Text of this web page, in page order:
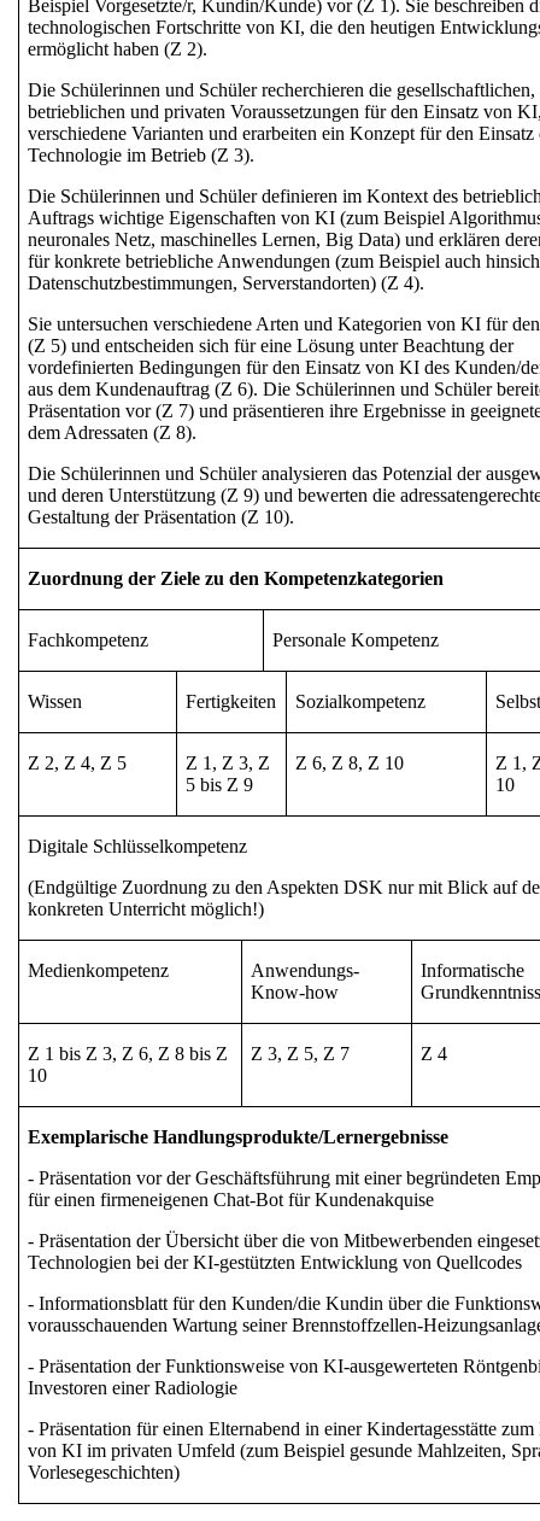
Beispiel Vorgesetzte/r, Kundin/Kunde) vor (Z 1). Sie beschreiben
technologischen Fortschritte von KI, die den heutigen
ermöglicht haben (Z 2).
Die Schülerinnen und Schüler recherchieren die gesellschaftlichen,
betrieblichen und privaten Voraussetzungen für denEinsatz von KI
verschiedene Varianten und erarbeiten ein Konzept für den Einsatz
Technologie im Betrieb (Z 3).
Die Schülerinnen und Schüler definieren im Kontext des
Auftrags wichtigeEigenschaften von KI (zum Beispiel
neuronales Netz, maschinelles Lernen, Big Data) und erklären
für konkretebetriebliche Anwendungen (zum Beispiel auch
Datenschutzbestimmungen, Serverstandorten)(Z 4).
Sie untersuchen verschiedene Arten und Kategorien von KI für
(Z 5) und entscheiden sich für eine Lösung unter Beachtung der
vordefinierten Bedingungen für den Einsatz von KI des Kunden/
aus dem Kundenauftrag (Z 6). Die Schülerinnen und Schüler
Präsentation vor (Z 7) und präsentieren ihre Ergebnisse in
dem Adressaten (Z 8).
Die Schülerinnen und Schüler analysieren dasPotenzial der
und deren Unterstützung (Z 9) und bewerten die
Gestaltung der Präsentation (Z 10).
Zuordnung der Ziele zu den Kompetenzkategorien
Fachkompetenz Personale Kompetenz
Wissen Fertigkeiten Sozialkompetenz
Z 2, Z 4, Z 5
Z 1, Z 3, Z
5 bis Z 9
Z 6, Z 8, Z 10
Z 1,
10
Digitale Schlüsselkompetenz
(Endgültige Zuordnung zu den Aspekten DSK nur mit Blick auf
konkreten Unterricht möglich!)
Medienkompetenz
Anwendungs-
Know-how
Informatische
Z 1 bis Z 3, Z 6, Z 8 bis Z
10
Z 3, Z 5, Z 7 Z 4
Exemplarische Handlungsprodukte/Lernergebnisse
- Präsentation vor der Geschäftsführung mit einer begründeten
für einen firmeneigenen Chat-Bot für Kundenakquise
- Präsentation der Übersicht über die von Mitbewerbenden
Technologien bei der KI-gestützten Entwicklung von Quellcodes
- Informationsblatt für den Kunden/die Kundin über die
vorausschauenden Wartung seiner Brennstoffzellen-
- Präsentation der Funktionsweise von KI-ausgewerteten
Investoren einer Radiologie
- Präsentation für einen Elternabend in einer Kindertagesstätte
von KI im privaten Umfeld (zum Beispiel gesunde Mahlzeiten,
Vorlesegeschichten)